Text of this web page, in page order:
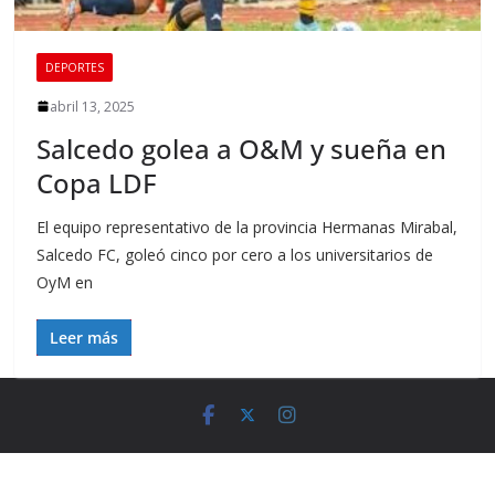
DEPORTES
abril 13, 2025
Salcedo golea a O&M y sueña en
Copa LDF
El equipo representativo de la provincia Hermanas Mirabal,
Salcedo FC, goleó cinco por cero a los universitarios de
OyM en
Leer más